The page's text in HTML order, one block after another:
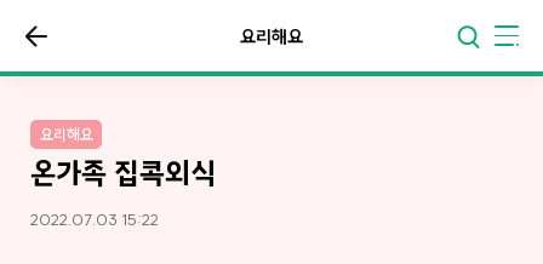
요리해요
요리해요
온가족 집콕외식
2022.07.03 15:22